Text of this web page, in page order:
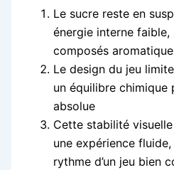
Le sucre reste en
énergie interne
composés
Le design du jeu
un équilibre chimique
absolue
Cette stabilité
une expérience
rythme d’un jeu bien